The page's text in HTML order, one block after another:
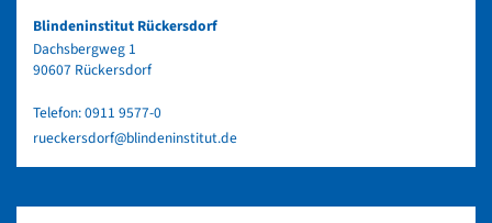
Blindeninstitut Rückersdorf
Dachsbergweg 1
90607 Rückersdorf
Telefon:0911 9577-0
rueckersdorf@blindeninstitut.de